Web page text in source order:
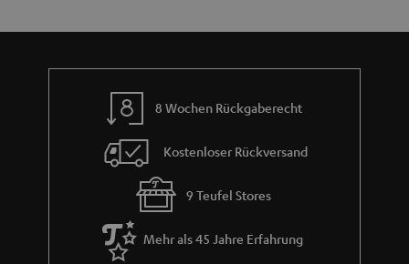
i
e
a
h
m
n
8 Wochen Rückgaberecht
Kostenloser Rückversand
9 Teufel Stores
Mehr als 45 Jahre Erfahrung